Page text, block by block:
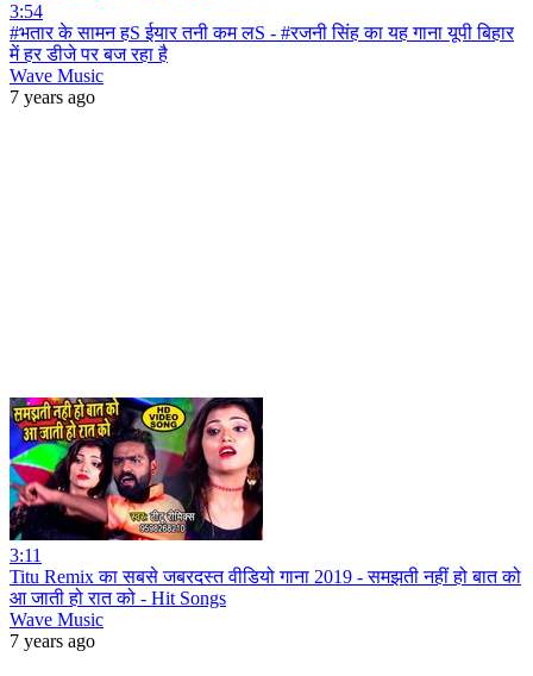
3:54
#भतार के सामन हS ईयार तनी कम लS - #रजनी सिंह का यह गाना यूपी बिहार
में हर डीजे पर बज रहा है
Wave Music
7 years ago
3:11
Titu Remix का सबसे जबरदस्त वीडियो गाना 2019 - समझती नहीं हो बात को
आ जाती हो रात को - Hit Songs
Wave Music
7 years ago